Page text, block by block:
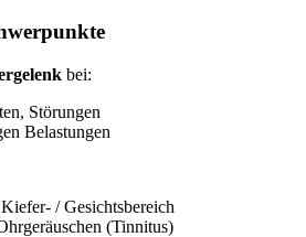
bei:
Störungen
Belastungen
/ Gesichtsbereich
(Tinnitus)